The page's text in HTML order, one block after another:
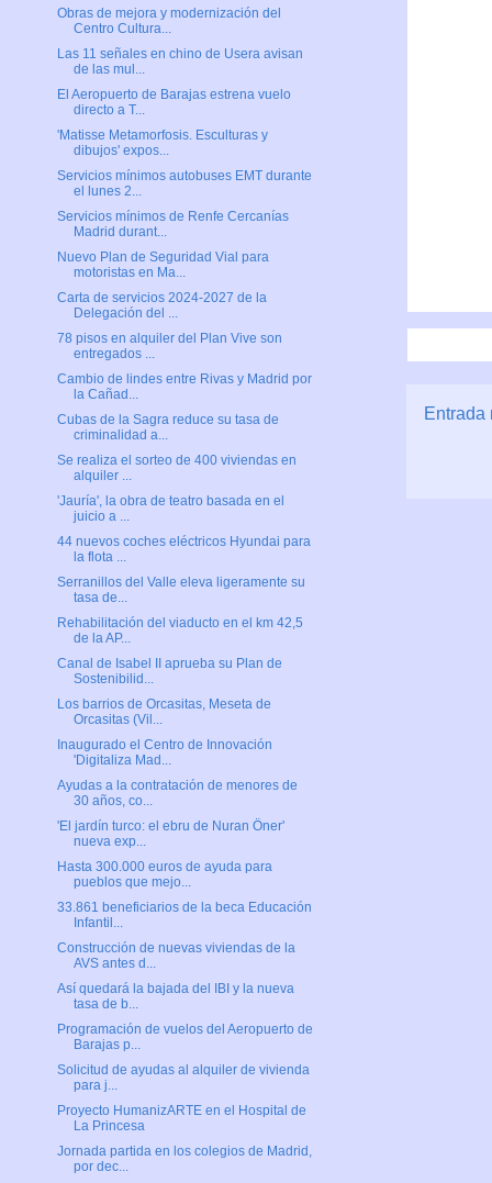
Entrada
Obras de mejora y modernización del
Centro Cultura...
Las 11 señales en chino de Usera avisan
de las mul...
El Aeropuerto de Barajas estrena vuelo
directo a T...
'Matisse Metamorfosis. Esculturas y
dibujos' expos...
Servicios mínimos autobuses EMT durante
el lunes 2...
Servicios mínimos de Renfe Cercanías
Madrid durant...
Nuevo Plan de Seguridad Vial para
motoristas en Ma...
Carta de servicios 2024-2027 de la
Delegación del ...
78 pisos en alquiler del Plan Vive son
entregados ...
Cambio de lindes entre Rivas y Madrid por
la Cañad...
Cubas de la Sagra reduce su tasa de
criminalidad a...
Se realiza el sorteo de 400 viviendas en
alquiler ...
'Jauría', la obra de teatro basada en el
juicio a ...
44 nuevos coches eléctricos Hyundai para
la flota ...
Serranillos del Valle eleva ligeramente su
tasa de...
Rehabilitación del viaducto en el km 42,5
de la AP...
Canal de Isabel II aprueba su Plan de
Sostenibilid...
Los barrios de Orcasitas, Meseta de
Orcasitas (Vil...
Inaugurado el Centro de Innovación
'Digitaliza Mad...
Ayudas a la contratación de menores de
30 años, co...
'El jardín turco: el ebru de Nuran Öner'
nueva exp...
Hasta 300.000 euros de ayuda para
pueblos que mejo...
33.861 beneficiarios de la beca Educación
Infantil...
Construcción de nuevas viviendas de la
AVS antes d...
Así quedará la bajada del IBI y la nueva
tasa de b...
Programación de vuelos del Aeropuerto de
Barajas p...
Solicitud de ayudas al alquiler de vivienda
para j...
Proyecto HumanizARTE en el Hospital de
La Princesa
Jornada partida en los colegios de Madrid,
por dec...